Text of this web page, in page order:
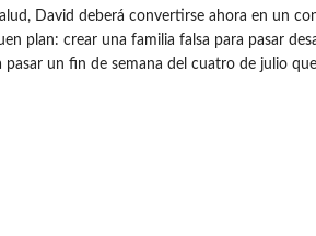
David deberá convertirse ahora en un
plan: crear una familia falsa para pasar
pasar un fin de semana del cuatro de julio